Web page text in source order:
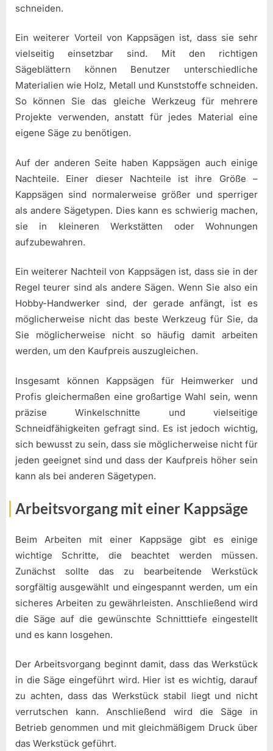
schneiden.
Ein weiterer Vorteil von Kappsägen ist, dass sie sehr
vielseitig einsetzbar sind. Mit den richtigen
Sägeblättern können Benutzer unterschiedliche
Materialien wie Holz, Metall und Kunststoffe schneiden.
So können Sie das gleiche Werkzeug für mehrere
Projekte verwenden, anstatt für jedes Material eine
eigene Säge zu benötigen.
Auf der anderen Seite haben Kappsägen auch einige
Nachteile. Einer dieser Nachteile ist ihre Größe –
Kappsägen sind normalerweise größer und sperriger
als andere Sägetypen. Dies kann es schwierig machen,
sie in kleineren Werkstätten oder Wohnungen
aufzubewahren.
Ein weiterer Nachteil von Kappsägen ist, dass sie in der
Regel teurer sind als andere Sägen. Wenn Sie also ein
Hobby-Handwerker sind, der gerade anfängt, ist es
möglicherweise nicht das beste Werkzeug für Sie, da
Sie möglicherweise nicht so häufig damit arbeiten
werden, um den Kaufpreis auszugleichen.
Insgesamt können Kappsägen für Heimwerker und
Profis gleichermaßen eine großartige Wahl sein, wenn
präzise Winkelschnitte und vielseitige
Schneidfähigkeiten gefragt sind. Es ist jedoch wichtig,
sich bewusst zu sein, dass sie möglicherweise nicht für
jeden geeignet sind und dass der Kaufpreis höher sein
kann als bei anderen Sägetypen.
Arbeitsvorgang mit einer Kappsäge
Beim Arbeiten mit einer Kappsäge gibt es einige
wichtige Schritte, die beachtet werden müssen.
Zunächst sollte das zu bearbeitende Werkstück
sorgfältig ausgewählt und eingespannt werden, um ein
sicheres Arbeiten zu gewährleisten. Anschließend wird
die Säge auf die gewünschte Schnitttiefe eingestellt
und es kann losgehen.
Der Arbeitsvorgang beginnt damit, dass das Werkstück
in die Säge eingeführt wird. Hier ist es wichtig, darauf
zu achten, dass das Werkstück stabil liegt und nicht
verrutschen kann. Anschließend wird die Säge in
Betrieb genommen und mit gleichmäßigem Druck über
das Werkstück geführt.